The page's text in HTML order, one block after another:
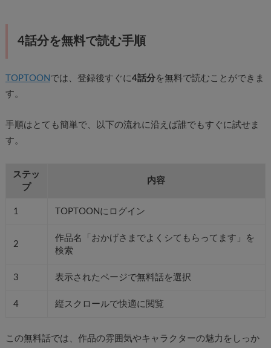
4話分を無料で読む手順
TOPTOON では、登録後すぐに4話分を無料で読むことができま
す。
手順はとても簡単で、以下の流れに沿えば誰でもすぐに試せま
す。
ステッ
プ
内容
1 TOPTOONにログイン
2
作品名「おかげさまでよくシてもらってます」を
検索
3 表示されたページで無料話を選択
4 縦スクロールで快適に閲覧
この無料話では、作品の雰囲気やキャラクターの魅力をしっか